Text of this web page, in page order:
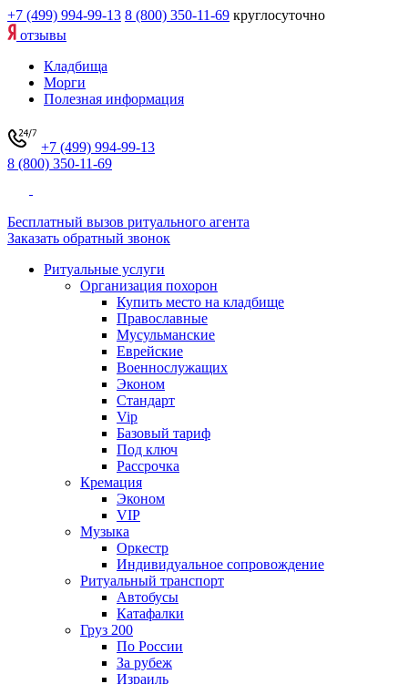
+7 (499) 994-99-13 8 (800) 350-11-69 круглосуточно
отзывы
Кладбища
Морги
Полезная информация
+7 (499) 994-99-13
8 (800) 350-11-69
Бесплатный вызов ритуального агента
Заказать обратный звонок
Ритуальные услуги
Организация похорон
Купить место на кладбище
Православные
Мусульманские
Еврейские
Военнослужащих
Эконом
Стандарт
Vip
Базовый тариф
Под ключ
Рассрочка
Кремация
Эконом
VIP
Музыка
Оркестр
Индивидуальное сопровождение
Ритуальный транспорт
Автобусы
Катафалки
Груз 200
По России
За рубеж
Израиль